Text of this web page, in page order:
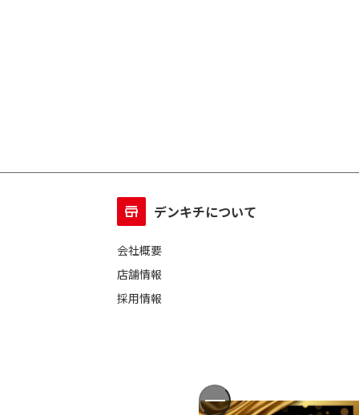
デンキチについて
会社概要
店舗情報
採用情報